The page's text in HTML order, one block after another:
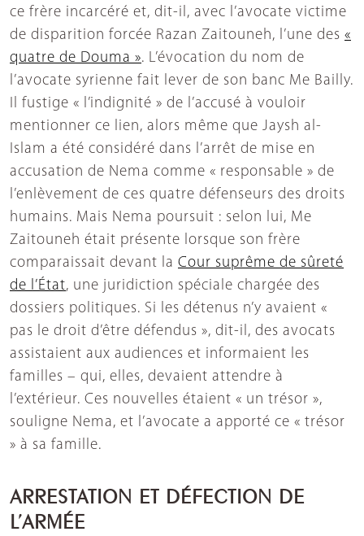
ce frère incarcéré et, dit-il, avec l’avocate victime
de disparition forcée Razan Zaitouneh, l’une des «
quatre de Douma ». L’évocation du nom de
l’avocate syrienne fait lever de son banc Me Bailly.
Il fustige « l’indignité » de l’accusé à vouloir
mentionner ce lien, alors même que Jaysh al-
Islam a été considéré dans l’arrêt de mise en
accusation de Nema comme « responsable » de
l’enlèvement de ces quatre défenseurs des droits
humains. Mais Nema poursuit : selon lui, Me
Zaitouneh était présente lorsque son frère
comparaissait devant la Cour suprême de sûreté
de l’État, une juridiction spéciale chargée des
dossiers politiques. Si les détenus n’y avaient «
pas le droit d’être défendus », dit-il, des avocats
assistaient aux audiences et informaient les
familles – qui, elles, devaient attendre à
l’extérieur. Ces nouvelles étaient « un trésor »,
souligne Nema, et l’avocate a apporté ce « trésor
» à sa famille.
ARRESTATION ET DÉFECTION DE
L’ARMÉE